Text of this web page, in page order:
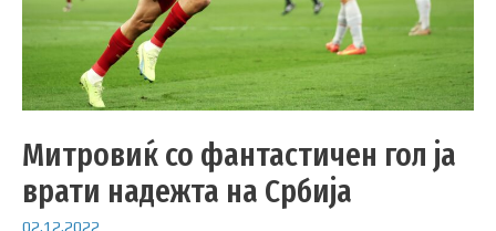
Митровиќ со фантастичен гол ја
врати надежта на Србија
02.12.2022